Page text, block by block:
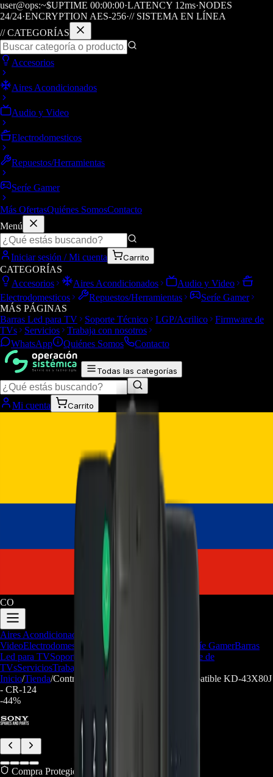
user@ops:~$UPTIME 00:00:00·LATENCY 12ms·NODES
24/24·ENCRYPTION AES-256·// SISTEMA EN LÍNEA
// CATEGORÍAS
Accesorios
Aires Acondicionados
Audio y Video
Electrodomesticos
Repuestos/Herramientas
Seríe Gamer
Más OfertasQuiénes SomosContacto
Menú
Iniciar sesión / Mi cuenta Carrito
CATEGORÍAS
Accesorios
Aires Acondicionados
Audio y Video
Electrodomesticos
Repuestos/Herramientas
Seríe Gamer
MÁS PÁGINAS
Barras Led para TV
Soporte Técnico LGP/Acrilico
Firmware de
TVs
Servicios
Trabaja con nosotros
WhatsApp
Quiénes Somos Contacto
Todas las categorías
Mi cuenta Carrito
CO
Aires Acondicionados
Audio y
VideoElectrodomesticos Repuestos/Herramientas Seríe GamerBarras
Led para TVSoporte Técnico
Firmware de
TVsServiciosTrabaja con nosotros
Inicio/Tienda/Control Remoto RMF-TX520U compatible KD-43X80J
- CR-124
-44%
Compra Protegida